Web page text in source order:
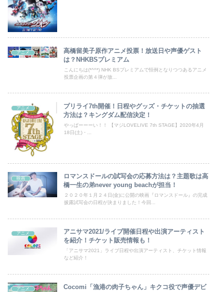
アニメ
高橋留美子原作アニメ投票！放送日や声優ゲスト
は？NHKBSプレミアム
こんにちは(*^^*) NHK BSプレミアムで恒例となりつつあるアニメ
投票企画の第４弾が放...
アニメ
プリライ7th開催！日程やグッズ・チケットの抽選
方法は？キングダム配信決定！
やっばーーーい！！ 【マジLOVELIVE 7th STAGE】2020年4月
18日(土)・...
映画
ロマンスドールの試写会の応募方法は？主題歌は高
橋一生の弟never young beachが担当！
２０２０年１月２４日(金)に公開の映画『ロマンスドール』の完成
披露試写会の日程が決まりました！今回...
アニメ
アニサマ2021/ライブ開催日程や出演アーティスト
を紹介！チケット販売情報も！
「アニサマ2021」ライブ日程や出演アーティスト、チケット情報
など紹介！
アニメ Cocomi「漁港の肉子ちゃん」キクコ役で声優デビ